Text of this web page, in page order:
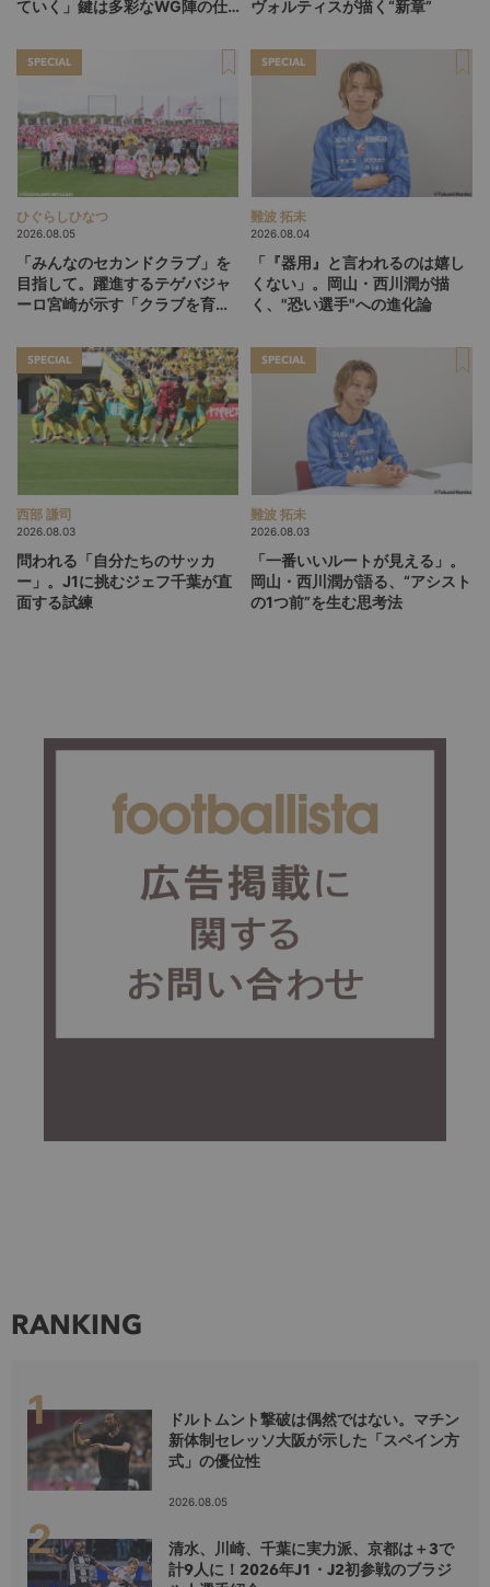
ていく」鍵は多彩なWG陣の仕
ヴォルティスが描く“新章”
SPECIAL
ひぐらしひなつ
2026.08.05
「みんなのセカンドクラブ」を
目指して。躍進するテゲバジャ
ーロ宮崎が示す「クラブを育て
SPECIAL
難波 拓未
2026.08.04
「『器用』と言われるのは嬉し
くない」。岡山・西川潤が描
く、"恐い選手"への進化論
SPECIAL
西部 謙司
2026.08.03
問われる「自分たちのサッカ
ー」。J1に挑むジェフ千葉が直
面する試練
SPECIAL
難波 拓未
2026.08.03
「一番いいルートが見える」。
岡山・西川潤が語る、“アシスト
の1つ前”を生む思考法
RANKING
ドルトムント撃破は偶然ではない。マチン
新体制セレッソ大阪が示した「スペイン方
式」の優位性
2026.08.05
清水、川崎、千葉に実力派、京都は＋3で
計9人に！2026年J1・J2初参戦のブラジ